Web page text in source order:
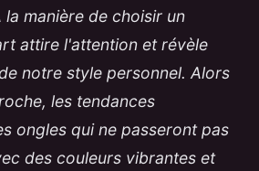
la manière de choisir un
attire l'attention et révèle
notre style personnel. Alors
les tendances
ongles qui ne passeront pas
des couleurs vibrantes et